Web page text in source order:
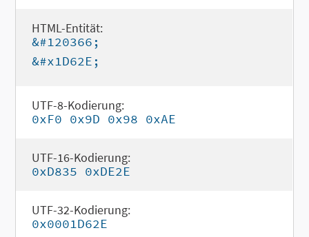
HTML-Entität:
&#120366;
&#x1D62E;
UTF-8-Kodierung:
0xF0 0x9D 0x98 0xAE
UTF-16-Kodierung:
0xD835 0xDE2E
UTF-32-Kodierung:
0x0001D62E